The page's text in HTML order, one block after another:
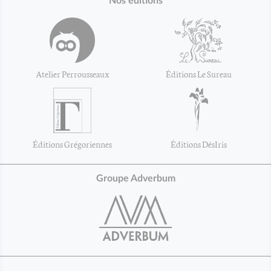
Atelier Perrousseaux Éditions Le Sureau
Éditions Grégoriennes Éditions DésIris
Groupe Adverbum